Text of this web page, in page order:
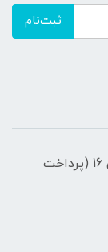
ثبت‌نام
تحویل حضوری:با هماهنگی قبلی ساعت 10 الی 16 (پرداخت